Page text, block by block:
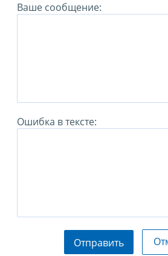
Ваше сообщение:
Ошибка в тексте:
Отправить